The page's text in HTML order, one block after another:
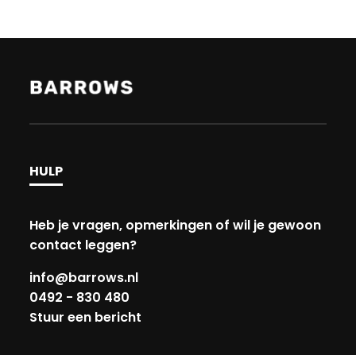
HULP
Heb je vragen, opmerkingen of wil je gewoon
contact leggen?
info@barrows.nl
0492 - 830 480
Stuur een bericht